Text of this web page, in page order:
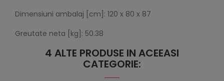
Dimensiuni ambalaj [cm]: 120 x 80 x 87
Greutate neta [kg]: 50.38
4 ALTE PRODUSE IN ACEEASI
CATEGORIE: